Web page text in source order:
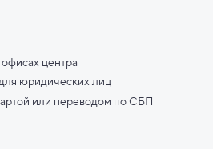
центра
юридических лиц
или переводом по СБП